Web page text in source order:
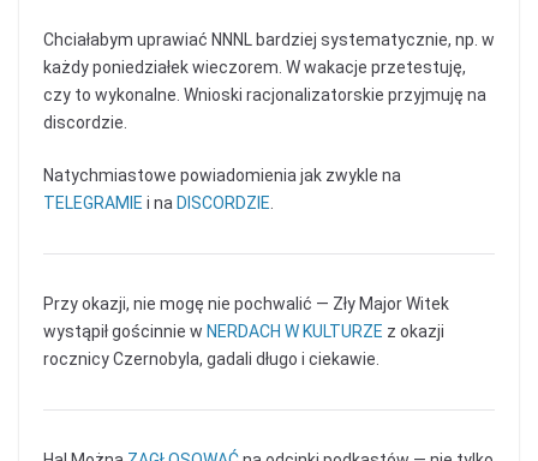
Chciałabym uprawiać NNNL bardziej systematycznie, np. w
każdy poniedziałek wieczorem. W wakacje przetestuję,
czy to wykonalne. Wnioski racjonalizatorskie przyjmuję na
discordzie.
Natychmiastowe powiadomienia jak zwykle na
TELEGRAMIE i na DISCORDZIE
Przy okazji, nie mogę nie pochwalić — Zły Major Witek
wystąpił gościnnie w NERDACH W KULTURZE z okazji
rocznicy Czernobyla, gadali długo i ciekawie.